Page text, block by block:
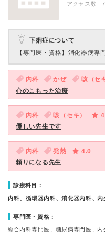
アクセス数 7
下痢症について
【専門医・資格】 消化器病専
内科 かぜ 咳（セ
心のこもった治療
内科 咳（セキ）
優しい先生です
内科 発熱
4.0
頼りになる先生
診療科目：
内科、循環器内科、消化器内科、
専門医・資格：
総合内科専門医、糖尿病専門医、